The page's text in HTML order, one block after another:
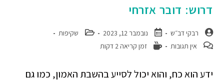
דרוש: דובר אזרחי
רבקי דב״ש נובמבר 12, 2023
שקיפות
אין תגובות
זמן קריאה 2 דקות
ידע הוא כח, והוא יכול לסייע בהשבת האמון, כמו גם